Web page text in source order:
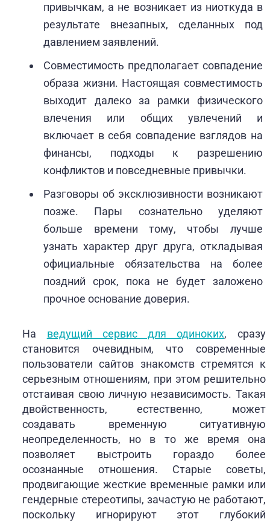
привычкам, а не возникает из ниоткуда в
результате внезапных, сделанных под
давлением заявлений.
Совместимость предполагает совпадение
образа жизни. Настоящая совместимость
выходит далеко за рамки физического
влечения или общих увлечений и
включает в себя совпадение взглядов на
финансы, подходы к разрешению
конфликтов и повседневные привычки.
Разговоры об эксклюзивности возникают
позже. Пары сознательно уделяют
больше времени тому, чтобы лучше
узнать характер друг друга, откладывая
официальные обязательства на более
поздний срок, пока не будет заложено
прочное основание доверия.
На ведущий сервис для одиноких, сразу
становится очевидным, что современные
пользователи сайтов знакомств стремятся к
серьезным отношениям, при этом решительно
отстаивая свою личную независимость. Такая
двойственность, естественно, может
создавать временную ситуативную
неопределенность, но в то же время она
позволяет выстроить гораздо более
осознанные отношения. Старые советы,
продвигающие жесткие временные рамки или
гендерные стереотипы, зачастую не работают,
поскольку игнорируют этот глубокий